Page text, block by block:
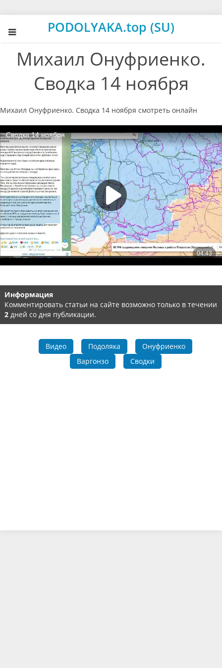
PODOLYAKA.top (SU)
Михаил Онуфриенко.
Сводка 14 ноября
Михаил Онуфриенко. Сводка 14 ноября смотреть онлайн
Информация
Комментировать статьи на сайте возможно только в течении
2 дней со дня публикации.
Видео Подоляка
Онуфриенко
Варгонзо
Сводки